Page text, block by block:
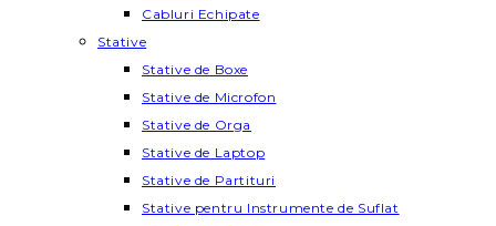
Cabluri Echipate
Stative
Stative de Boxe
Stative de Microfon
Stative de Orga
Stative de Laptop
Stative de Partituri
Stative pentru Instrumente de Suflat